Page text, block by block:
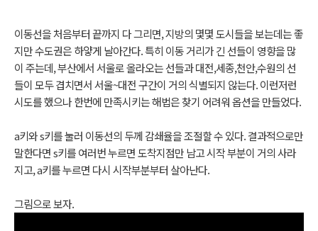
이동선을 처음부터 끝까지 다 그리면, 지방의 몇몇 도시들을 보는데는 좋
지만 수도권은 하얗게 날아간다. 특히 이동 거리가 긴 선들이 영향을 많
이 주는데, 부산에서 서울로 올라오는 선들과 대전,세종,천안,수원의 선
들이 모두 겹치면서 서울~대전 구간이 거의 식별되지 않는다. 이런저런
시도를 했으나 한번에 만족시키는 해법은 찾기 어려워 옵션을 만들었다.
a키와 s키를 눌러 이동선의 두께 감쇄율을 조절할 수 있다. 결과적으로만
말한다면 s키를 여러번 누르면 도착지점만 남고 시작 부분이 거의 사라
지고, a키를 누르면 다시 시작부분부터 살아난다.
그림으로 보자.